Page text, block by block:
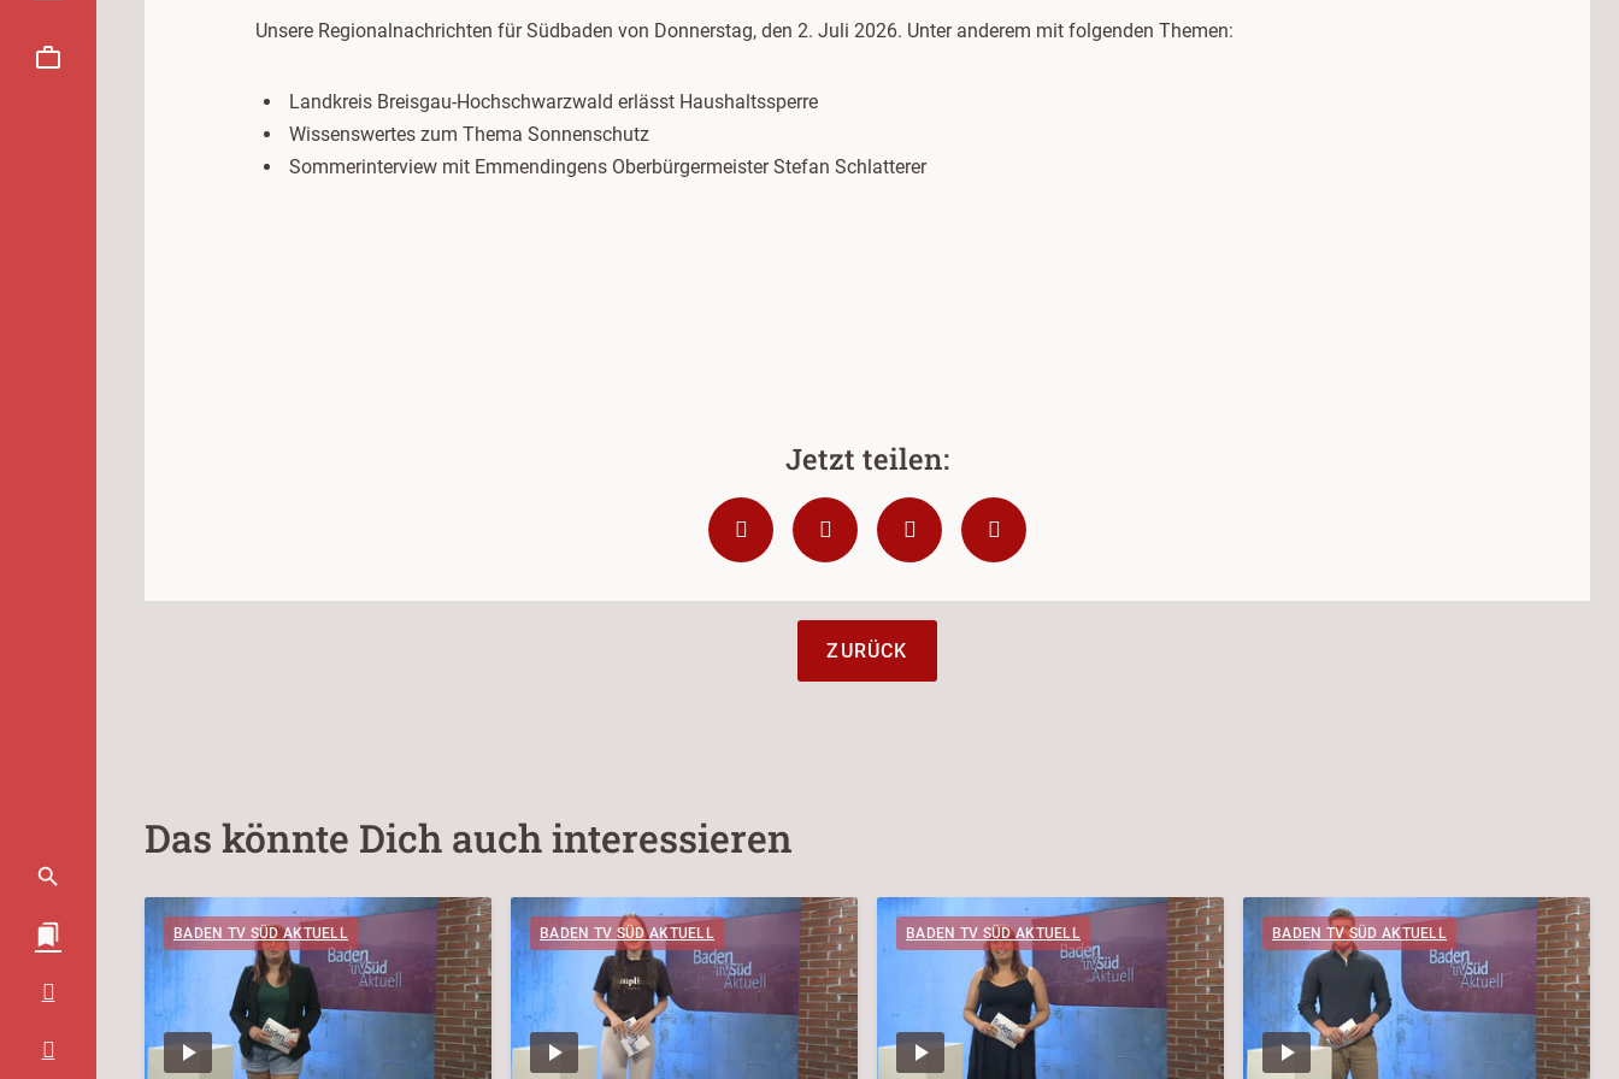
Unsere Regionalnachrichten für Südbaden von Donnerstag, den 2. Juli 2026. Unter anderem mit folgenden Themen:
Landkreis Breisgau-Hochschwarzwald erlässt Haushaltssperre
Wissenswertes zum Thema Sonnenschutz
Sommerinterview mit Emmendingens Oberbürgermeister Stefan Schlatterer
ZURÜCK
Das könnte Dich auch interessieren
BADEN TV SÜD AKTUELL BADEN TV SÜD AKTUELL BADEN TV SÜD AKTUELL BADEN TV SÜD AKTUELL